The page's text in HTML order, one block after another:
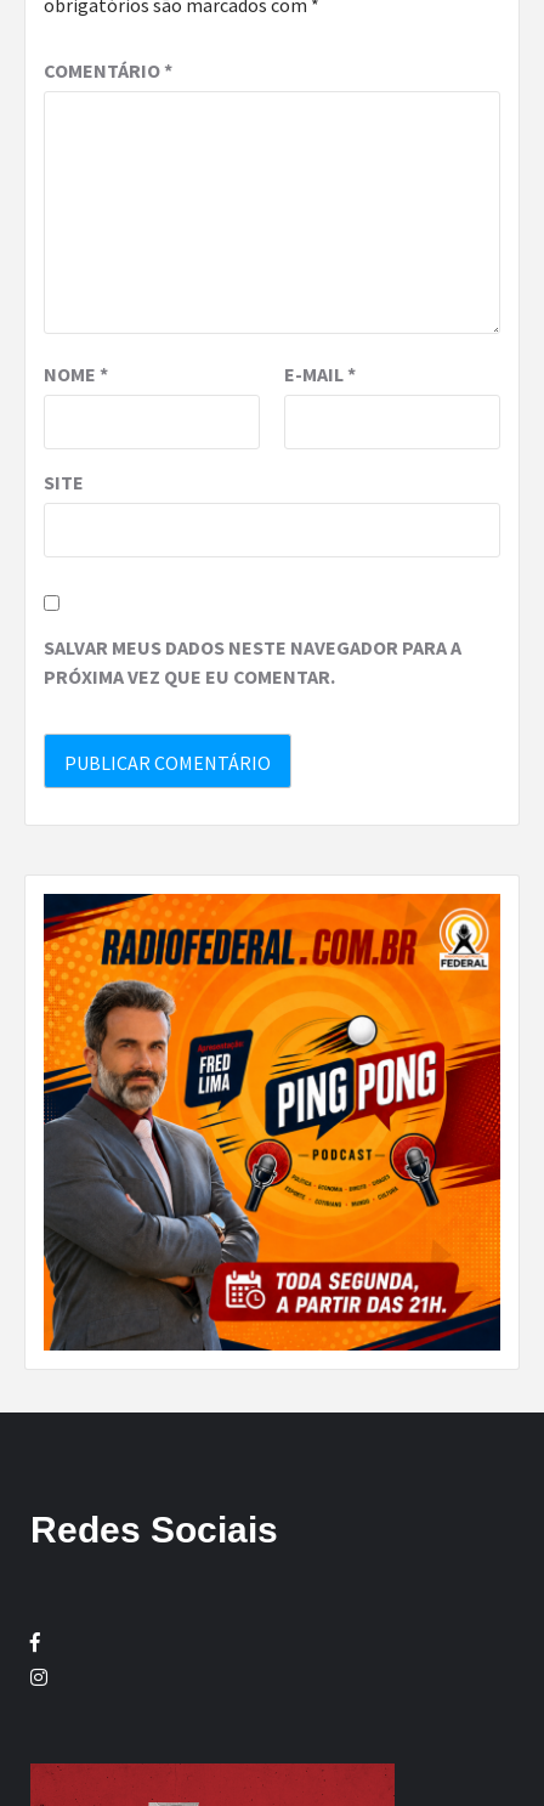
obrigatórios são marcados com *
COMENTÁRIO*
NOME * E-MAIL*
SITE
SALVAR MEUS DADOS NESTE NAVEGADOR PARA A
PRÓXIMA VEZ QUE EU COMENTAR.
Redes Sociais
Facebook
Twitter